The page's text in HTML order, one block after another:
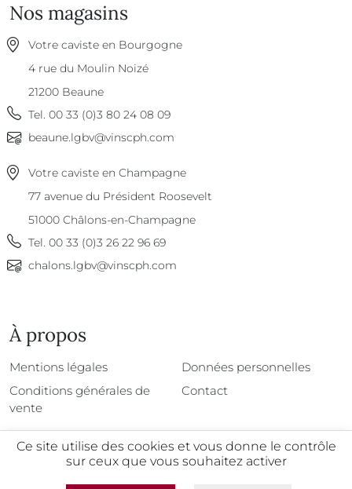
Nos magasins
Votre caviste en Bourgogne
4 rue du Moulin Noizé
21200 Beaune
Tel. 00 33 (0)3 80 24 08 09
beaune.lgbv@vinscph.com
Votre caviste en Champagne
77 avenue du Président Roosevelt
51000 Châlons-en-Champagne
Tel. 00 33 (0)3 26 22 96 69
chalons.lgbv@vinscph.com
À propos
À propos
Mentions légales
Conditions générales de
vente
Données personnelles
Contact
Ce site utilise des cookies et vous donne le contrôle
sur ceux que vous souhaitez activer